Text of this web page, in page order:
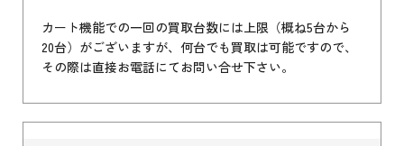
カート機能での一回の買取台数には上限（概ね5台から
20台）がございますが、何台でも買取は可能ですので、
その際は直接お電話にてお問い合せ下さい。